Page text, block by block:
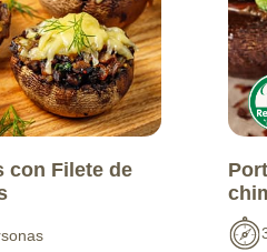
con Filete de